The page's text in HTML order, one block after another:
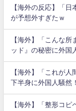
【海外の反応】「
が予想外すぎたｗ
【海外】「こんな
ッド』の秘密に外国
【海外】「これが
下半身に外国人騒然！
【海外】「整形コ